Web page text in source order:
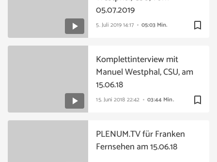
bookmark_border
5. Juli 201914:17 05:03 Min.
05.07.2019
bookmark_border
15. Juni 2018 22:42 03:44 Min.
Komplettinterview mit
Manuel Westphal, CSU, am
15.06.18
PLENUM.TV für Franken
Fernsehen am 15.06.18